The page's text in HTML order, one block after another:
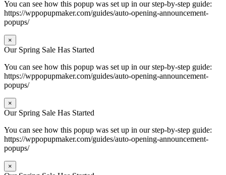
You can see how this popup was set up in our step-by-step guide:
https://wppopupmaker.com/guides/auto-opening-announcement-
popups/
×
Our Spring Sale Has Started
You can see how this popup was set up in our step-by-step guide:
https://wppopupmaker.com/guides/auto-opening-announcement-
popups/
×
Our Spring Sale Has Started
You can see how this popup was set up in our step-by-step guide:
https://wppopupmaker.com/guides/auto-opening-announcement-
popups/
×